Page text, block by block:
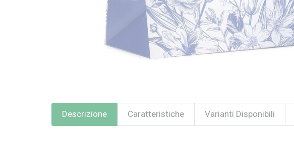
Descrizione Caratteristiche Varianti Disponibili